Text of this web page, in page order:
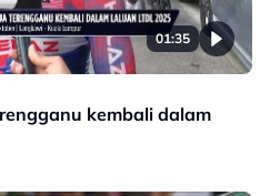
01:35
kembali dalam